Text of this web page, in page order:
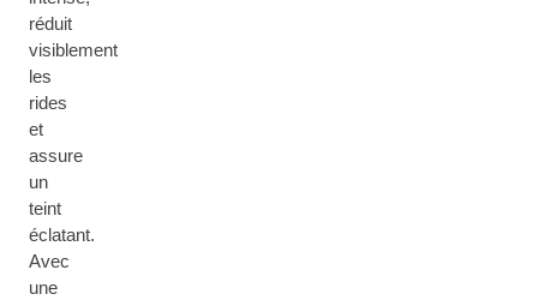
réduit
visiblement
les
rides
et
assure
un
teint
éclatant.
Avec
une